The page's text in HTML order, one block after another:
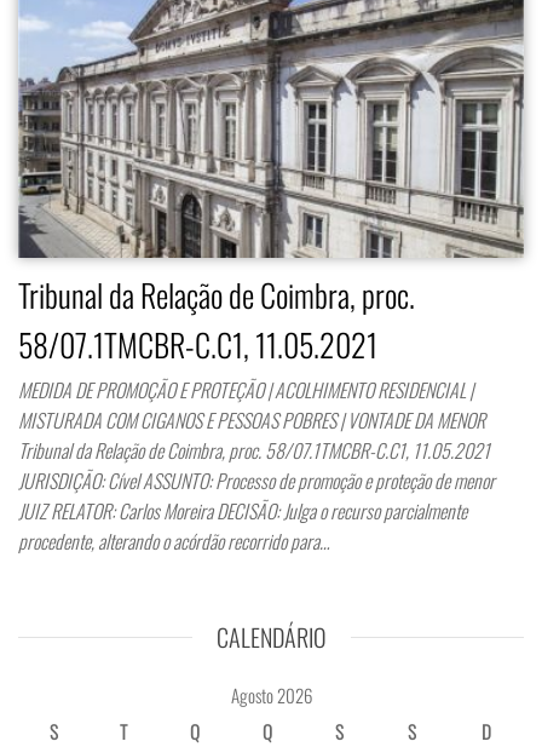
Tribunal da Relação de Coimbra, proc.
58/07.1TMCBR-C.C1, 11.05.2021
MEDIDA DE PROMOÇÃO E PROTEÇÃO | ACOLHIMENTO RESIDENCIAL |
MISTURADA COM CIGANOS E PESSOAS POBRES | VONTADE DA MENOR
Tribunal da Relação de Coimbra, proc. 58/07.1TMCBR-C.C1, 11.05.2021
JURISDIÇÃO: Cível ASSUNTO: Processo de promoção e proteção de menor
JUIZ RELATOR: Carlos Moreira DECISÃO: Julga o recurso parcialmente
procedente, alterando o acórdão recorrido para…
CALENDÁRIO
Agosto 2026
S
T Q Q S S
D